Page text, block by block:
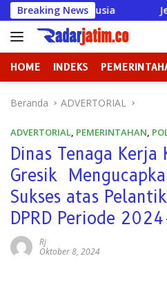
Langsung
ke
konten
Breaking NewsJerat Warga bak
HOME INDEKS
Beranda ADVERTORIAL
ADVERTORIAL, PEMERINTAHAN,
Dinas Tenaga Kerja
Gresik
Sukses atas
DPRD Periode
Rj
Oktober 8, 2024